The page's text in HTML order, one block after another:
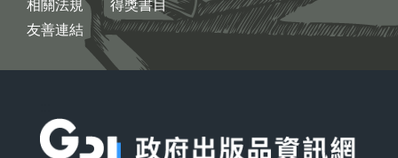
相關法規
友善連結
得獎書目